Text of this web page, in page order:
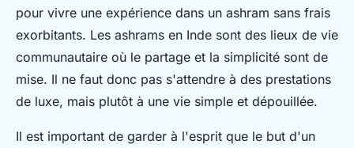
pour vivre une expérience dans un ashram sans frais
exorbitants. Les ashrams en Inde sont des lieux de vie
communautaire où le partage et la simplicité sont de
mise. Il ne faut donc pas s'attendre à des prestations
de luxe, mais plutôt à une vie simple et dépouillée.
Il est important de garder à l'esprit que le but d'un